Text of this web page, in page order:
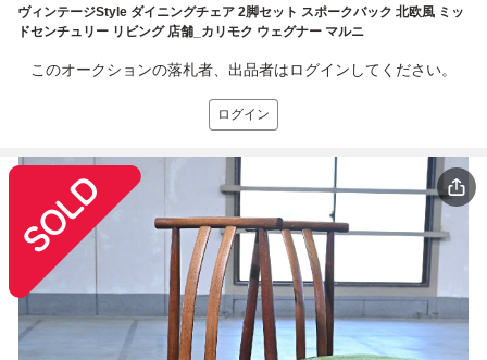
ヴィンテージStyle ダイニングチェア 2脚セット スポークバック 北欧風 ミッ
ドセンチュリー リビング 店舗_カリモク ウェグナー マルニ
このオークションの落札者、出品者はログインしてください。
ログイン